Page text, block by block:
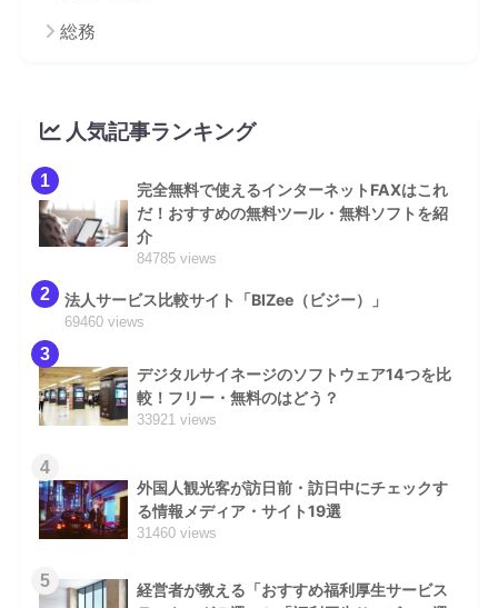
総務
人気記事ランキング
1
完全無料で使えるインターネットFAXはこれ
だ！おすすめの無料ツール・無料ソフトを紹
介
84785 views
2 法人サービス比較サイト「BIZee（ビジー）」
69460 views
3
デジタルサイネージのソフトウェア14つを比
較！フリー・無料のはどう？
33921 views
4
外国人観光客が訪日前・訪日中にチェックす
る情報メディア・サイト19選
31460 views
5
経営者が教える「おすすめ福利厚生サービス